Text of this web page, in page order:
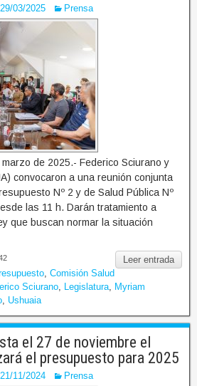
29/03/2025 Prensa
de 2025.- Federico Sciurano y
convocaron a una reunión conjunta
Nº 2 y de Salud Pública Nº
las 11 h. Darán tratamiento a
que buscan normar la situación
Leer entrada
Comisión Salud
Sciurano Legislatura
Myriam
Ushuaia
el 27 de noviembre el
el presupuesto para 2025
21/11/2024 Prensa